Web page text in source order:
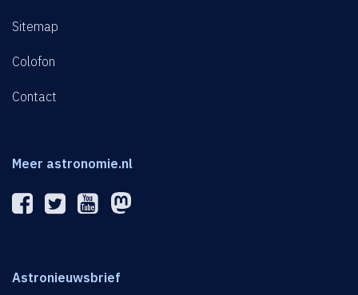
Sitemap
Colofon
Contact
Meer astronomie.nl
Astronieuwsbrief